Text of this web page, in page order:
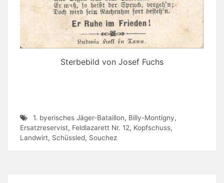
Sterbebild von Josef Fuchs
1. byerisches Jäger-Bataillon, Billy-Montigny,
Ersatzreservist, Feldlazarett Nr. 12, Kopfschuss,
Landwirt, Schüssled, Souchez